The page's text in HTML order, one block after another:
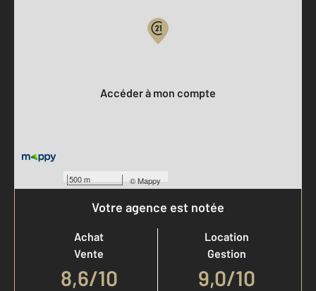
500 m ©Mappy
Accéder à mon compte
Votre agence est notée
Achat
Vente
8,6/10
Location
Gestion
9,0/10